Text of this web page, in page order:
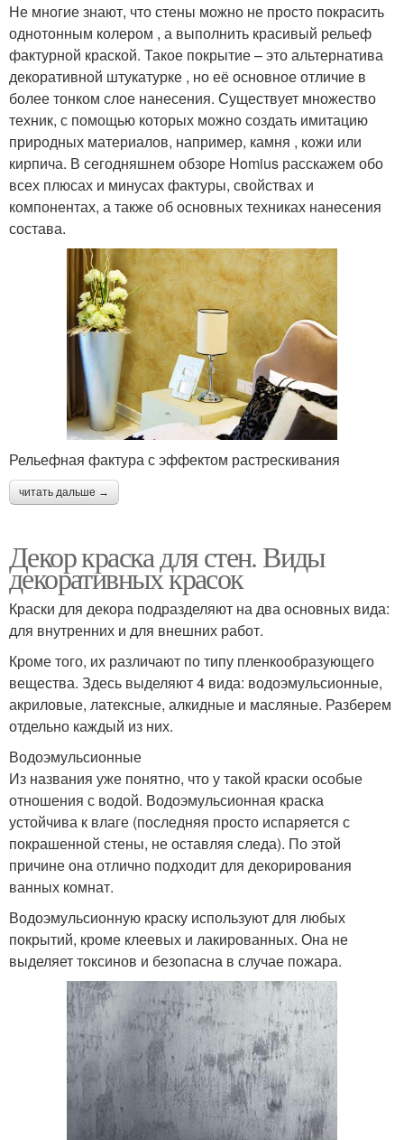
Не многие знают, что стены можно не просто покрасить
однотонным колером , а выполнить красивый рельеф
фактурной краской. Такое покрытие – это альтернатива
декоративной штукатурке , но её основное отличие в
более тонком слое нанесения. Существует множество
техник, с помощью которых можно создать имитацию
природных материалов, например, камня , кожи или
кирпича. В сегодняшнем обзоре Homius расскажем обо
всех плюсах и минусах фактуры, свойствах и
компонентах, а также об основных техниках нанесения
состава.
Рельефная фактура с эффектом растрескивания
читать дальше →
Декор краска для стен. Виды
декоративных красок
Краски для декора подразделяют на два основных вида:
для внутренних и для внешних работ.
Кроме того, их различают по типу пленкообразующего
вещества. Здесь выделяют 4 вида: водоэмульсионные,
акриловые, латексные, алкидные и масляные. Разберем
отдельно каждый из них.
Водоэмульсионные
Из названия уже понятно, что у такой краски особые
отношения с водой. Водоэмульсионная краска
устойчива к влаге (последняя просто испаряется с
покрашенной стены, не оставляя следа). По этой
причине она отлично подходит для декорирования
ванных комнат.
Водоэмульсионную краску используют для любых
покрытий, кроме клеевых и лакированных. Она не
выделяет токсинов и безопасна в случае пожара.